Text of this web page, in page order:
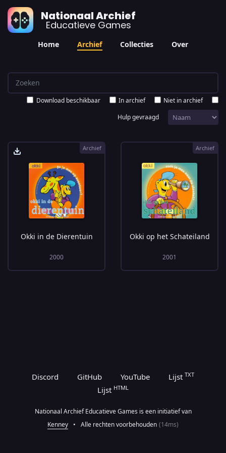
Nationaal Archief
Educatieve Games
Home Archief Collecties Over
Download beschikbaar In archief
Niet in archief
Hulp gevraagd
Okki in de Dierentuin
2000
Archief
Okki op het Schateiland
2001
Archief
Discord GitHub YouTube Lijst TXT
Lijst HTML
Nationaal Archief Educatieve Games is een initiatief van
Kenney
• Alle rechten voorbehouden (14ms)